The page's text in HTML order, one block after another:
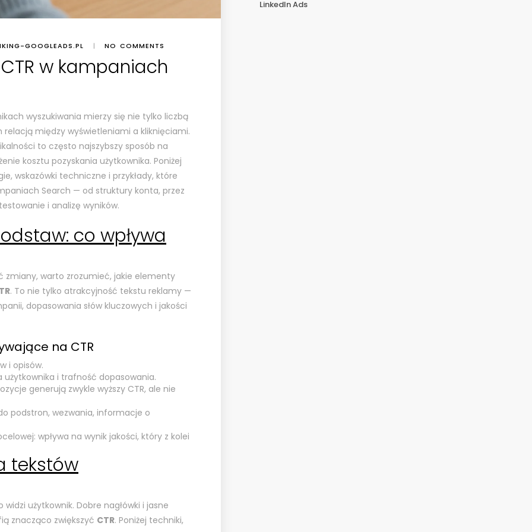
GOOGLEADS.PL | NO COMMENTS
w kampaniach
wyszukiwania mierzy się nie tylko liczbą
relacją między wyświetleniami a kliknięciami.
to często najszybszy sposób na
kosztu pozyskania użytkownika. Poniżej
wskazówki techniczne i przykłady, które
Search — od struktury konta, przez
i analizę wyników.
co wpływa
zmiany, warto zrozumieć, jakie elementy
. To nie tylko atrakcyjność tekstu reklamy —
dopasowania słów kluczowych i jakości
na CTR
i opisów.
użytkownika i trafność dopasowania.
generują zwykle wyższy CTR, ale nie
podstron, wezwania, informacje o
wpływa na wynik jakości, który z kolei
tekstów
użytkownik. Dobre nagłówki i jasne
znacząco zwiększyć CTR. Poniżej techniki,
LinkedIn Ads